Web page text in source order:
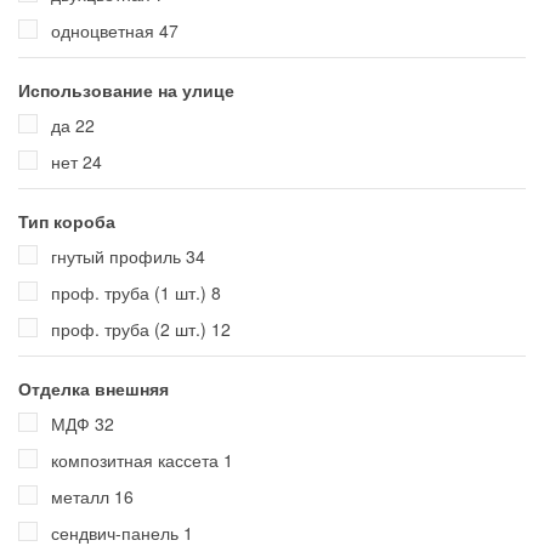
одноцветная 47
Использование на улице
да 22
нет 24
Тип короба
гнутый профиль 34
проф. труба (1 шт.) 8
проф. труба (2 шт.) 12
Отделка внешняя
МДФ 32
композитная кассета 1
металл 16
сендвич-панель 1